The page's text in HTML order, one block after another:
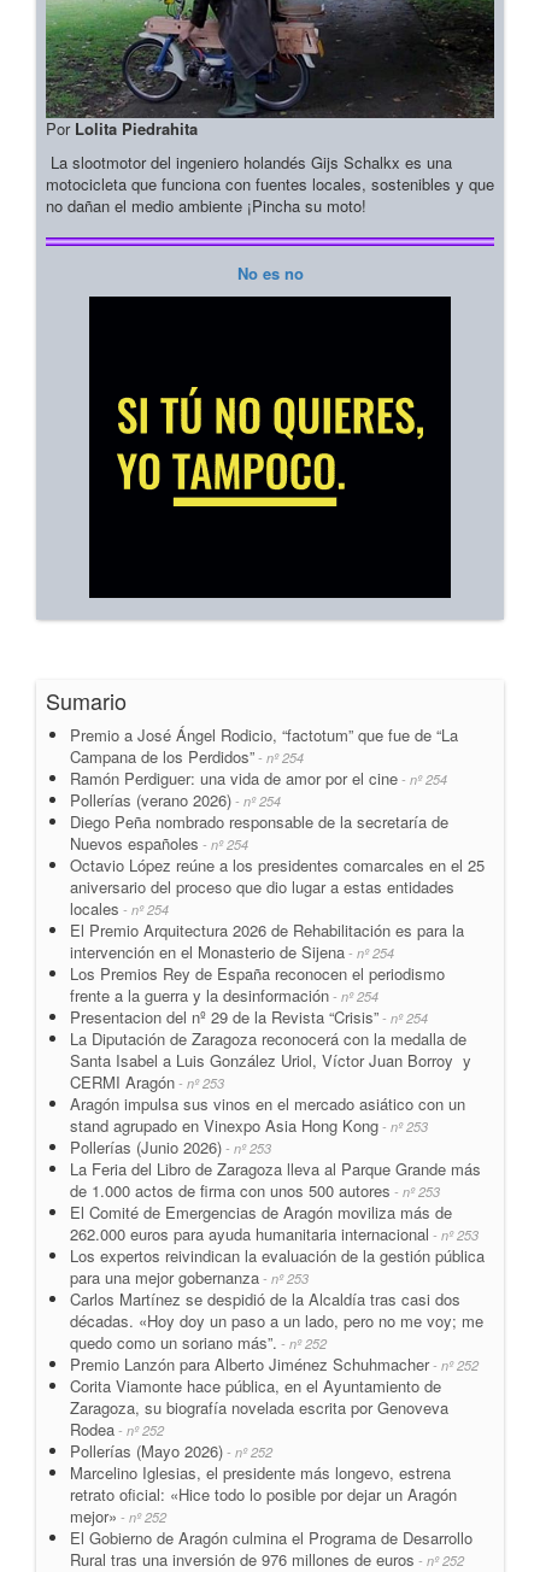
Por Lolita Piedrahita
La slootmotor del ingeniero holandés Gijs Schalkx es una
motocicleta que funciona con fuentes locales, sostenibles y que
no dañan el medio ambiente ¡Pincha su moto!
No es no
Sumario
Premio a José Ángel Rodicio, “factotum” que fue de “La
Campana de los Perdidos” - nº 254
Ramón Perdiguer: una vida de amor por el cine - nº 254
Pollerías (verano 2026) - nº 254
Diego Peña nombrado responsable de la secretaría de
Nuevos españoles - nº 254
Octavio López reúne a los presidentes comarcales en el 25
aniversario del proceso que dio lugar a estas entidades
locales - nº 254
El Premio Arquitectura 2026 de Rehabilitación es para la
intervención en el Monasterio de Sijena - nº 254
Los Premios Rey de España reconocen el periodismo
frente a la guerra y la desinformación - nº 254
Presentacion del nº 29 de la Revista “Crisis” - nº 254
La Diputación de Zaragoza reconocerá con la medalla de
Santa Isabel a Luis González Uriol, Víctor Juan Borroy y
CERMI Aragón - nº 253
Aragón impulsa sus vinos en el mercado asiático con un
stand agrupado en Vinexpo Asia Hong Kong - nº 253
Pollerías (Junio 2026) - nº 253
La Feria del Libro de Zaragoza lleva al Parque Grande más
de 1.000 actos de firma con unos 500 autores - nº 253
El Comité de Emergencias de Aragón moviliza más de
262.000 euros para ayuda humanitaria internacional - nº 253
Los expertos reivindican la evaluación de la gestión pública
para una mejor gobernanza - nº 253
Carlos Martínez se despidió de la Alcaldía tras casi dos
décadas. «Hoy doy un paso a un lado, pero no me voy; me
quedo como un soriano más”. - nº 252
Premio Lanzón para Alberto Jiménez Schuhmacher- nº 252
Corita Viamonte hace pública, en el Ayuntamiento de
Zaragoza, su biografía novelada escrita por Genoveva
Rodea - nº 252
Pollerías (Mayo 2026) - nº 252
Marcelino Iglesias, el presidente más longevo, estrena
retrato oficial: «Hice todo lo posible por dejar un Aragón
mejor» - nº 252
El Gobierno de Aragón culmina el Programa de Desarrollo
Rural tras una inversión de 976 millones de euros - nº 252